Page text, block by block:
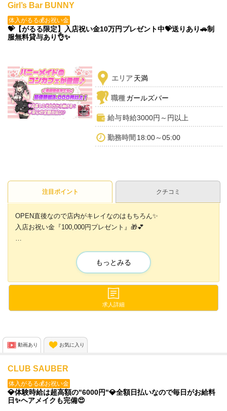
Girl’s Bar BUNNY
体入がるる💰お祝い金
💝【がるる限定】入店祝い金10万円プレゼント中💝送りあり🚗制
服無料貸与あり👌✨
エリア天満
職種ガールズバー
給与時給3000円～円以上
勤務時間18:00～05:00
注目ポイント クチコミ
OPEN直後なので店内がキレイなのはもちろん✨
入店お祝い金『100,000円プレゼント』🎁💕
🍑週1日/1日2h～の出勤OK
🍑急なシフトイン大歓迎
など、スキマ時間であなたの働きたい時に
もっとみる
求人詳細
動画あり お気に入り
CLUB SAUBER
体入がるる💰お祝い金
💎体験時給は超高額の"6000円"💎全額日払いなので毎日がお給料
日✨ヘアメイクも完備😍